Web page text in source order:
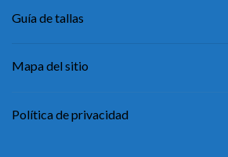
Guía de tallas
Mapa del sitio
Política de privacidad